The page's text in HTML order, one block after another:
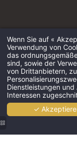
Wenn Sie auf «
Verwendung von
das
sind, sowie der
von Drittanbietern,
Dienstleistungen
Interessen
✓